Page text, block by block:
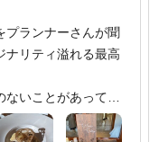
プランナーさんが聞
ナリティ溢れる最高
いことがあっても
さん同士で相談して